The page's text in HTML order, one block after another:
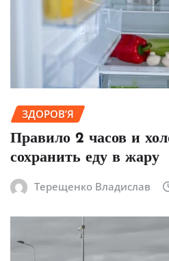
ЗДОРОВ’Я
Правило 2 часов и
сохранить еду в жару
Терещенко Владислав